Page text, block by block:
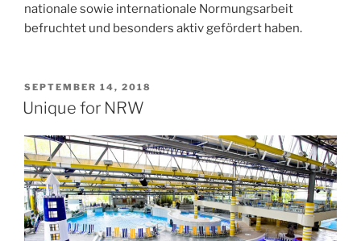
nationale sowie internationale Normungsarbeit
befruchtet und besonders aktiv gefördert haben.
SEPTEMBER 14, 2018
Unique for NRW